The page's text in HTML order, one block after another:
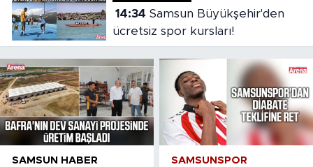
14:34
ücretsiz spor kursları!
SAMSUN HABER SAMSUNSPOR